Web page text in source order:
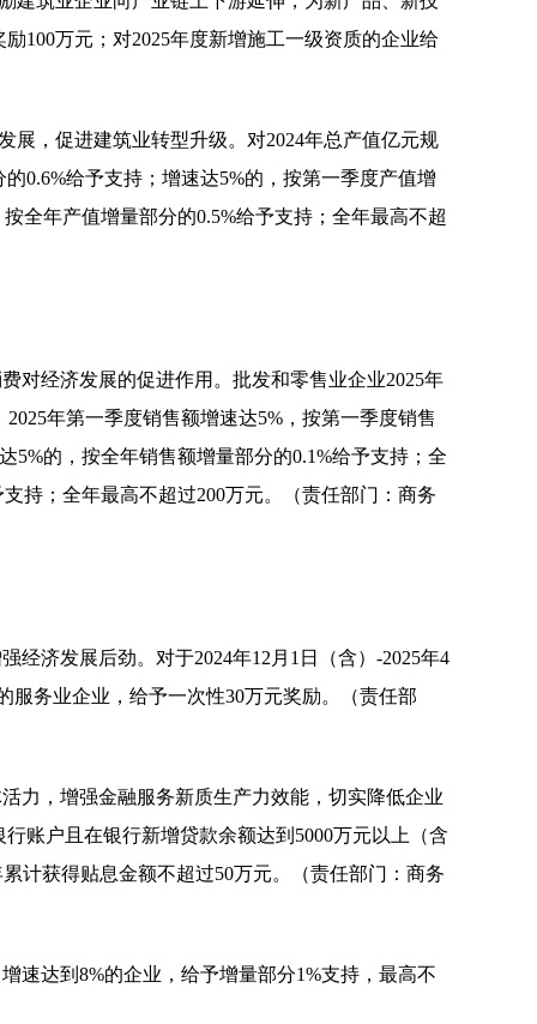
100万元；对2025年度新增施工一级资质的企业给
展，促进建筑业转型升级。对2024年总产值亿元规
0.6%给予支持；增速达5%的，按第一季度产值增
全年产值增量部分的0.5%给予支持；全年最高不超
对经济发展的促进作用。批发和零售业企业2025年
年第一季度销售额增速达5%，按第一季度销售
5%的，按全年销售额增量部分的0.1%给予支持；全
持；全年最高不超过200万元。（责任部门：商务
经济发展后劲。对于2024年12月1日（含）-2025年4
服务业企业，给予一次性30万元奖励。（责任部
力，增强金融服务新质生产力效能，切实降低企业
账户且在银行新增贷款余额达到5000万元以上（含
计获得贴息金额不超过50万元。（责任部门：商务
速达到8%的企业，给予增量部分1%支持，最高不